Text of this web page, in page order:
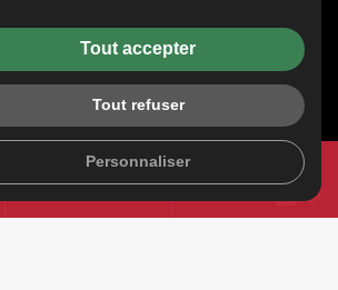
mail
si vous souhaitez recevoir toutes les
en avant-première et Vous acceptez la
deGuichard Moto
Tout accepter
Tout refuser
Personnaliser